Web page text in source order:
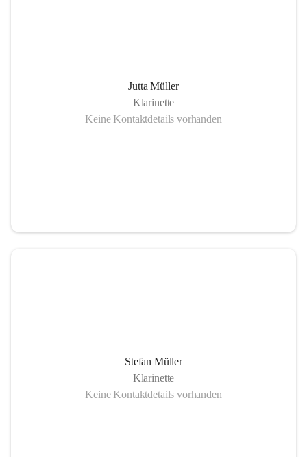
Jutta Müller
Klarinette
Keine Kontaktdetails vorhanden
Stefan Müller
Klarinette
Keine Kontaktdetails vorhanden